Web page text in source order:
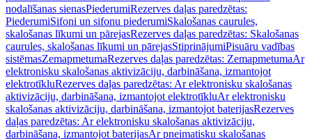
nodalīšanas sienasPiederumiRezerves daļas paredzētas:
PiederumiSifoni un sifonu piederumiSkalošanas caurules,
skalošanas līkumi un pārejasRezerves daļas paredzētas: Skalošanas
caurules, skalošanas līkumi un pārejasStiprinājumiPisuāru vadības
sistēmasZemapmetumaRezerves daļas paredzētas: ZemapmetumaAr
elektronisku skalošanas aktivizāciju, darbināšana, izmantojot
elektrotīkluRezerves daļas paredzētas: Ar elektronisku skalošanas
aktivizāciju, darbināšana, izmantojot elektrotīkluAr elektronisku
skalošanas aktivizāciju, darbināšana, izmantojot baterijasRezerves
daļas paredzētas: Ar elektronisku skalošanas aktivizāciju,
darbināšana, izmantojot baterijasAr pneimatisku skalošanas